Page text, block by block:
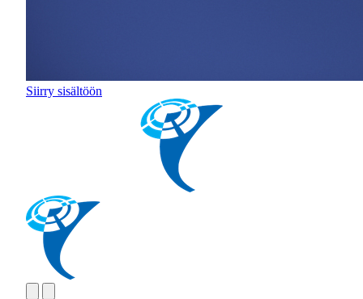
Siirry sisältöön